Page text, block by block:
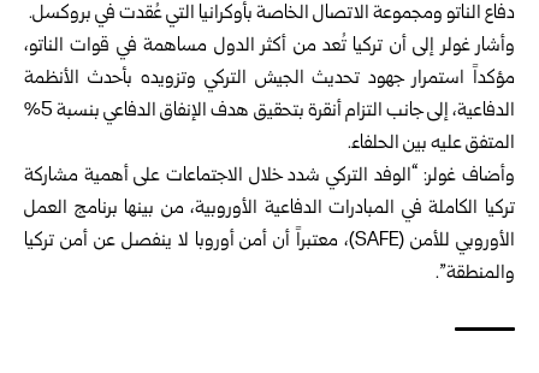
دفاع الناتو ومجموعة الاتصال الخاصة بأوكرانيا التي عُقدت في بروكسل.
وأشار غولر إلى أن تركيا تُعد من أكثر الدول مساهمة في قوات الناتو،
مؤكداً استمرار جهود تحديث الجيش التركي وتزويده بأحدث الأنظمة
الدفاعية، إلى جانب التزام أنقرة بتحقيق هدف الإنفاق الدفاعي بنسبة 5%
المتفق عليه بين الحلفاء.
وأضاف غولر: “الوفد التركي شدد خلال الاجتماعات على أهمية مشاركة
تركيا الكاملة في المبادرات الدفاعية الأوروبية، من بينها برنامج العمل
الأوروبي للأمن (SAFE)، معتبراً أن أمن أوروبا لا ينفصل عن أمن تركيا
والمنطقة”.